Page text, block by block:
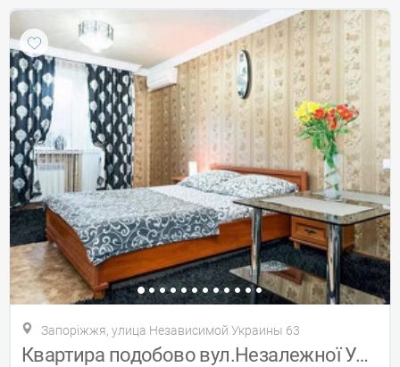
Запоріжжя, улица Независимой Украины 63
Квартира подобово вул.Незалежної України